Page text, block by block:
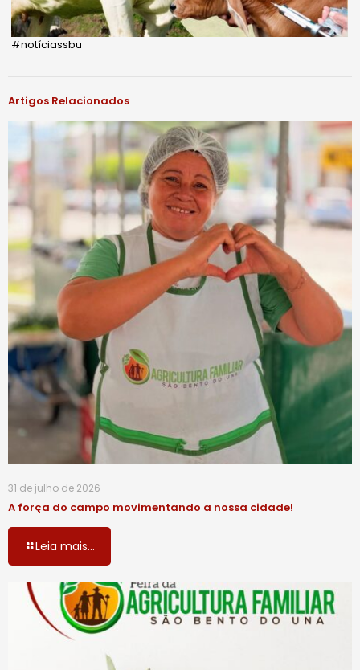
#notíciassbu
Artigos Relacionados
31 de julho de 2026
A força do campo movimentando a nossa cidade!
Leia mais...